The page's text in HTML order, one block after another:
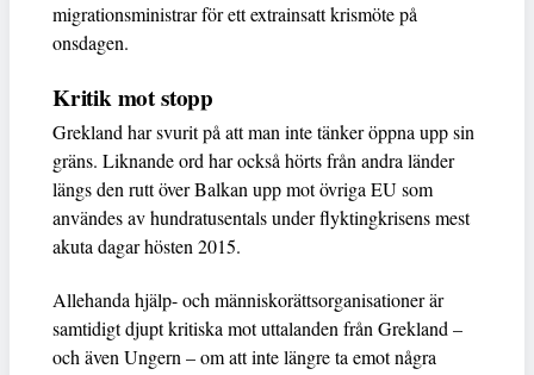
migrationsministrar för ett extrainsatt krismöte på
onsdagen.
Kritik mot stopp
Grekland har svurit på att man inte tänker öppna upp sin
gräns. Liknande ord har också hörts från andra länder
längs den rutt över Balkan upp mot övriga EU som
användes av hundratusentals under flyktingkrisens mest
akuta dagar hösten 2015.
Allehanda hjälp- och människorättsorganisationer är
samtidigt djupt kritiska mot uttalanden från Grekland –
och även Ungern – om att inte längre ta emot några